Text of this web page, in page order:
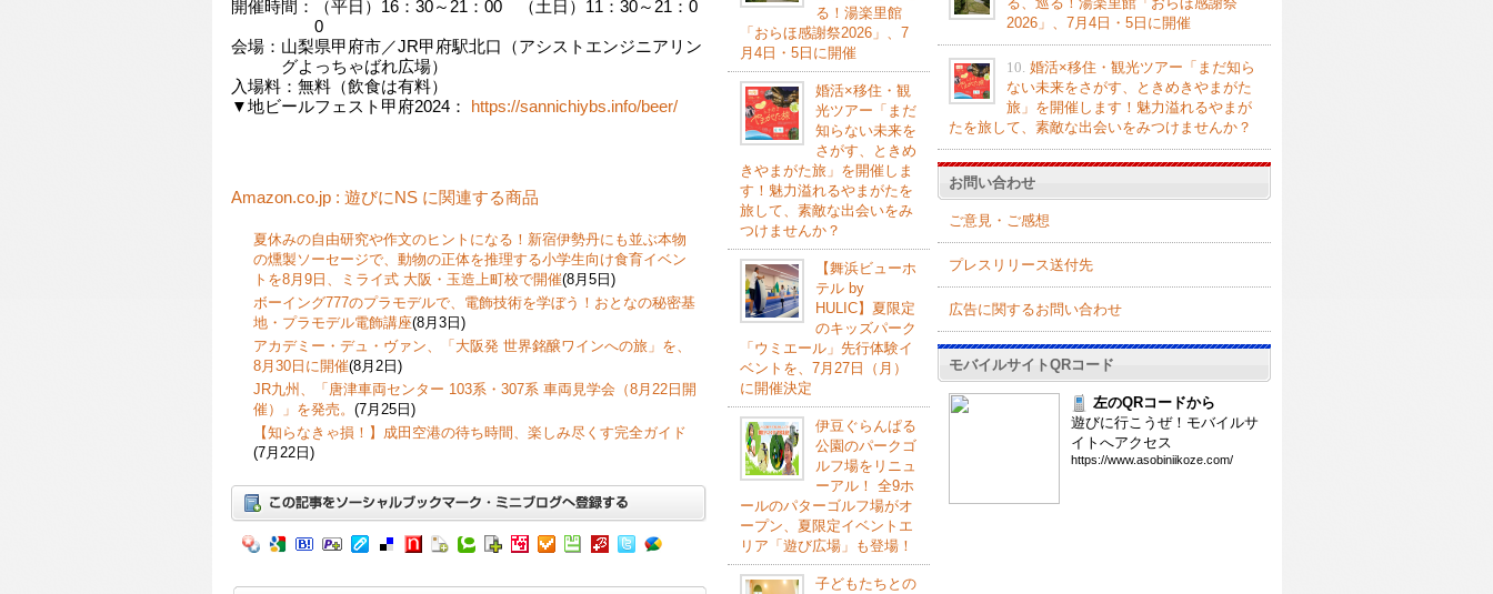
開催時間：（平日）16：30～21：00 （土日）11：30～21：0
0
会場：山梨県甲府市／JR甲府駅北口（アシストエンジニアリン
グよっちゃばれ広場）
入場料：無料（飲食は有料）
▼地ビールフェスト甲府2024：
https://sannichiybs.info/beer/
Amazon.co.jp : 遊びにNS に関連する商品
夏休みの自由研究や作文のヒントになる！新宿伊勢丹にも並ぶ本物
の燻製ソーセージで、動物の正体を推理する小学生向け食育イベン
トを8月9日、ミライ式 大阪・玉造上町校で開催(8月5日)
ボーイング777のプラモデルで、電飾技術を学ぼう！おとなの秘密基
地・プラモデル電飾講座(8月3日)
アカデミー・デュ・ヴァン、「大阪発 世界銘醸ワインへの旅」を、
8月30日に開催(8月2日)
JR九州、「唐津車両センター 103系・307系 車両見学会（8月22日開
催）」を発売。 (7月25日)
【知らなきゃ損！】成田空港の待ち時間、楽しみ尽くす完全ガイド
(7月22日)
る！湯楽里館
「おらほ感謝祭2026」、7
月4日・5日に開催
婚活×移住・観
光ツアー「まだ
知らない未来を
さがす、ときめ
きやまがた旅」を開催しま
す！魅力溢れるやまがたを
旅して、素敵な出会いをみ
つけませんか？
【舞浜ビューホ
テル by
HULIC】夏限定
のキッズパーク
「ウミエール」先行体験イ
ベントを、7月27日（月）
に開催決定
伊豆ぐらんぱる
公園のパークゴ
ルフ場をリニュ
ーアル！ 全9ホ
ールのパターゴルフ場がオ
ープン、夏限定イベントエ
リア「遊び広場」も登場！
子どもたちとの
2026」、7月4日・5日に開催
10. 婚活×移住・観光ツアー「まだ知ら
ない未来をさがす、ときめきやまがた
旅」を開催します！魅力溢れるやまが
たを旅して、素敵な出会いをみつけませんか？
お問い合わせ
ご意見・ご感想
プレスリリース送付先
広告に関するお問い合わせ
モバイルサイトQRコード
左のQRコードから
遊びに行こうぜ！モバイルサ
イトへアクセス
https://www.asobiniikoze.com/